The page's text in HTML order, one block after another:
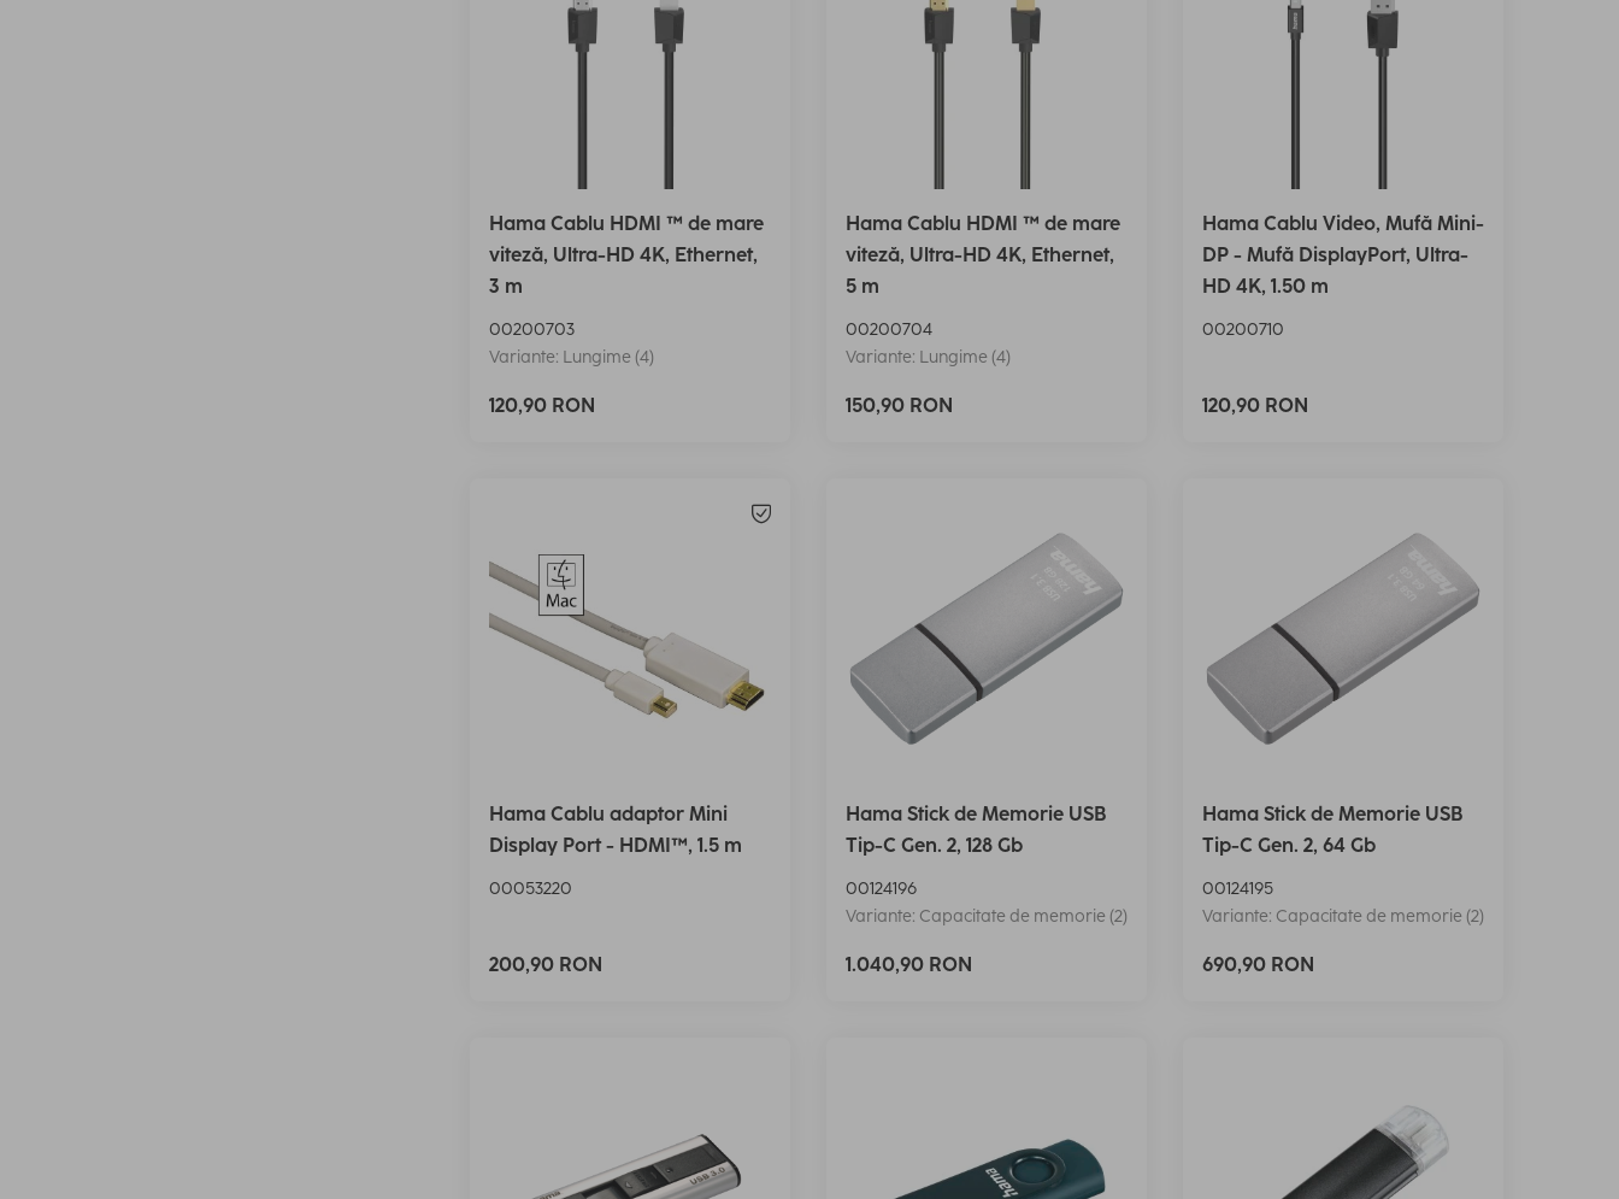
Hama Cablu HDMI ™ de mare
viteză, Ultra-HD 4K, Ethernet,
3 m
00200703
Variante: Lungime (4)
120,90 RON
Hama Cablu HDMI ™ de mare
viteză, Ultra-HD 4K, Ethernet,
5 m
00200704
Variante: Lungime (4)
150,90 RON
Hama Cablu Video, Mufă Mini-
DP - Mufă DisplayPort, Ultra-
HD 4K, 1.50 m
00200710
120,90 RON
Hama Cablu adaptor Mini
Display Port - HDMI™, 1.5 m
00053220
200,90 RON
Hama Stick de Memorie USB
Tip-C Gen. 2, 128 Gb
00124196
Variante: Capacitate de memorie (2)
1.040,90 RON
Hama Stick de Memorie USB
Tip-C Gen. 2, 64 Gb
00124195
Variante: Capacitate de memorie (2)
690,90 RON